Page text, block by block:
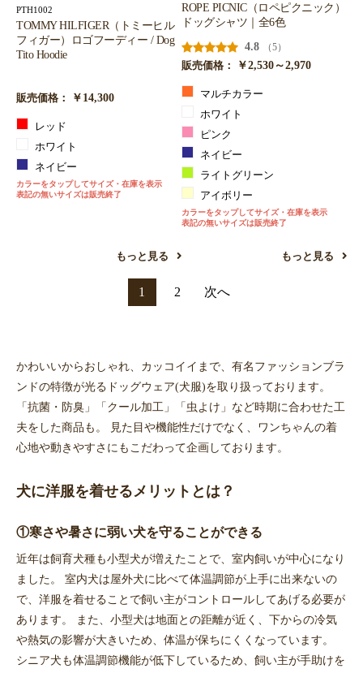
PTH1002
TOMMY HILFIGER（トミーヒル
フィガー）ロゴフーディー / Dog
Tito Hoodie
販売価格： ￥14,300
レッド
ホワイト
ネイビー
カラーをタップしてサイズ・在庫を表示
表記の無いサイズは販売終了
もっと見る
ROPE PICNIC（ロペピクニック）
ドッグシャツ｜全6色
4.8
（5）
販売価格：
￥2,530～2,970
マルチカラー
ホワイト
ピンク
ネイビー
ライトグリーン
アイボリー
カラーをタップしてサイズ・在庫を表示
表記の無いサイズは販売終了
もっと見る
1 2 次へ
かわいいからおしゃれ、カッコイイまで、有名ファッションブラ
ンドの特徴が光るドッグウェア(犬服)を取り扱っております。
「抗菌・防臭」「クール加工」「虫よけ」など時期に合わせた工
夫をした商品も。 見た目や機能性だけでなく、ワンちゃんの着
心地や動きやすさにもこだわって企画しております。
犬に洋服を着せるメリットとは？
①寒さや暑さに弱い犬を守ることができる
近年は飼育犬種も小型犬が増えたことで、室内飼いが中心になり
ました。 室内犬は屋外犬に比べて体温調節が上手に出来ないの
で、洋服を着せることで飼い主がコントロールしてあげる必要が
あります。 また、小型犬は地面との距離が近く、下からの冷気
や熱気の影響が大きいため、体温が保ちにくくなっています。
シニア犬も体温調節機能が低下しているため、飼い主が手助けを